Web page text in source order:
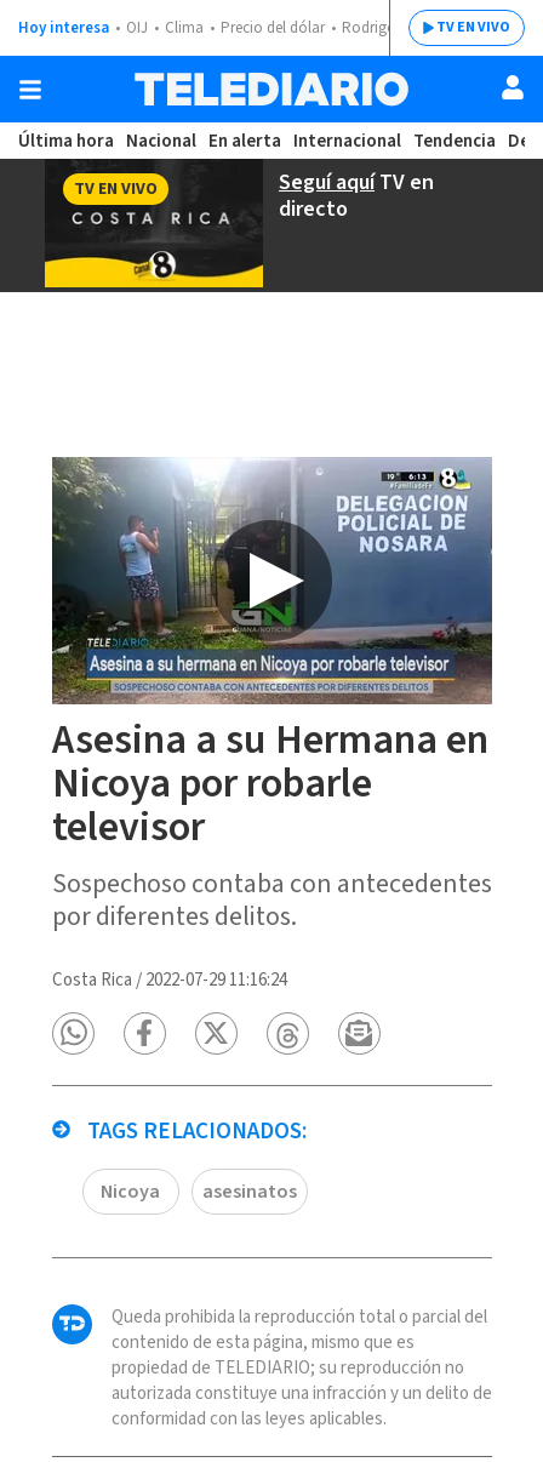
Hoy interesa OIJ Clima Precio del dólar Rodrigo ChavesTV EN VIVO
Última hora Nacional En alerta Internacional Tendencia
Seguí aquíTV en
directo
TV EN VIVO
Asesina a su Hermana en
Nicoya por robarle
televisor
Sospechoso contaba con antecedentes
por diferentes delitos.
Costa Rica /2022-07-29 11:16:24
TAGS RELACIONADOS:
Nicoya asesinatos
Queda prohibida la reproducción total o parcial del
contenido de esta página, mismo que es
propiedad de TELEDIARIO; su reproducción no
autorizada constituye una infracción y un delito de
conformidad con las leyes aplicables.